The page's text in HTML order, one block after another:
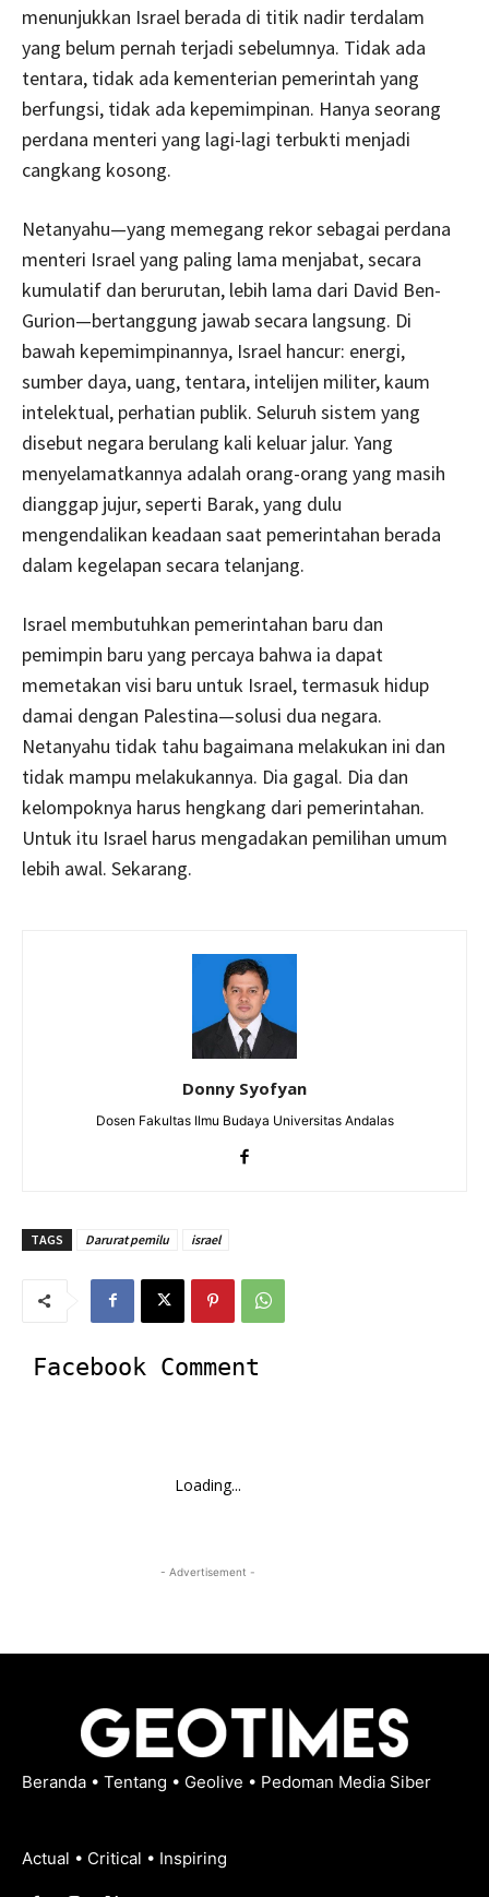
menunjukkan Israel berada di titik nadir terdalam
yang belum pernah terjadi sebelumnya. Tidak ada
tentara, tidak ada kementerian pemerintah yang
berfungsi, tidak ada kepemimpinan. Hanya seorang
perdana menteri yang lagi-lagi terbukti menjadi
cangkang kosong.
Netanyahu—yang memegang rekor sebagai perdana
menteri Israel yang paling lama menjabat, secara
kumulatif dan berurutan, lebih lama dari David Ben-
Gurion—bertanggung jawab secara langsung. Di
bawah kepemimpinannya, Israel hancur: energi,
sumber daya, uang, tentara, intelijen militer, kaum
intelektual, perhatian publik. Seluruh sistem yang
disebut negara berulang kali keluar jalur. Yang
menyelamatkannya adalah orang-orang yang masih
dianggap jujur, seperti Barak, yang dulu
mengendalikan keadaan saat pemerintahan berada
dalam kegelapan secara telanjang.
Israel membutuhkan pemerintahan baru dan
pemimpin baru yang percaya bahwa ia dapat
memetakan visi baru untuk Israel, termasuk hidup
damai dengan Palestina—solusi dua negara.
Netanyahu tidak tahu bagaimana melakukan ini dan
tidak mampu melakukannya. Dia gagal. Dia dan
kelompoknya harus hengkang dari pemerintahan.
Untuk itu Israel harus mengadakan pemilihan umum
lebih awal. Sekarang.
Donny Syofyan
Dosen Fakultas Ilmu Budaya Universitas Andalas
TAGS Darurat pemilu israel
Facebook Comment
Loading...
- Advertisement -
Beranda • Tentang • Geolive • Pedoman Media Siber
Actual • Critical • Inspiring